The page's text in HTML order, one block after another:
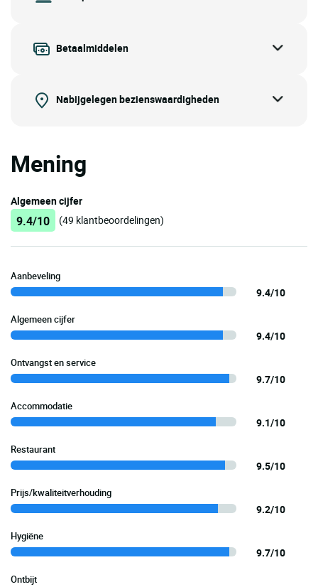
Betaalmiddelen
Nabijgelegen bezienswaardigheden
Mening
Algemeen cijfer
9.4/10 (49 klantbeoordelingen)
Aanbeveling
9.4/10
Algemeen cijfer
9.4/10
Ontvangst en service
9.7/10
Accommodatie
9.1/10
Restaurant
9.5/10
Prijs/kwaliteitverhouding
9.2/10
Hygiëne
9.7/10
Ontbijt